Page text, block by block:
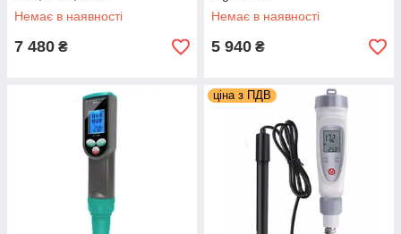
Немає в наявності
7 480 ₴
Немає в наявності
5 940 ₴
ціна з ПДВ